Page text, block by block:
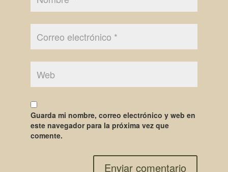
Guarda mi nombre, correo electrónico y web en
este navegador para la próxima vez que
comente.